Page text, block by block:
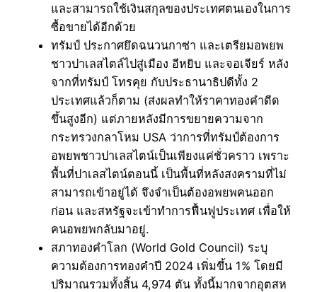
และสามารถใช้เงินสกุลของประเทศตนเองในการ
ซื้อขายได้อีกด้วย
ทรัมป์ ประกาศยึดฉนวนกาซ่า และเตรียมอพยพ
ชาวปาเลสไตล์ไปสู่เมือง อีหยิบ และจอเจียร์ หลัง
จากที่ทรัมป์ โทรคุย กับประธานาธิปดีทั้ง 2
ประเทศแล้วก็ตาม (ส่งผลทำให้ราคาทองคำดีด
ขึ้นสูงอีก) แต่ภายหลังมีการขยายความจาก
กระทรวงกลาโหม USA ว่าการที่ทรัมป์ต้องการ
อพยพชาวปาเลสไตน์เป็นเพียงแค่ชั่วคราว เพราะ
พื้นที่ปาเลสไตน์ตอนนี้ เป็นพื้นที่หลังสงครามที่ไม่
สามารถเข้าอยู่ได้ จึงจำเป็นต้องอพยพคนออก
ก่อน และสหรัฐจะเข้าทำการฟื้นฟูประเทศ เพื่อให้
คนอพยพกลับมาอยู่.
สภาทองคำโลก (World Gold Council) ระบุ
ความต้องการทองคำปี 2024 เพิ่มขึ้น 1% โดยมี
ปริมาณรวมทั้งสิ้น 4,974 ตัน ทั้งนี้มากจากอุตสห